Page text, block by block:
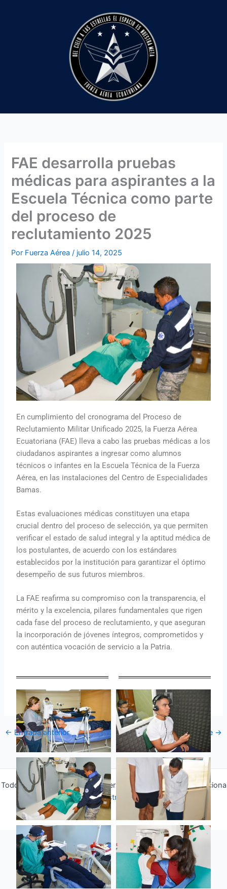
FAE desarrolla pruebas
médicas para aspirantes a la
Escuela Técnica como parte
del proceso de
reclutamiento 2025
Por Fuerza Aérea/ julio 14, 2025
En cumplimiento del cronograma del Proceso de
Reclutamiento Militar Unificado 2025, la Fuerza Aérea
Ecuatoriana (FAE) lleva a cabo las pruebas médicas a los
ciudadanos aspirantes a ingresar como alumnos
técnicos o infantes en la Escuela Técnica de la Fuerza
Aérea, en las instalaciones del Centro de Especialidades
Bamas.
Estas evaluaciones médicas constituyen una etapa
crucial dentro del proceso de selección, ya que permiten
verificar el estado de salud integral y la aptitud médica de
los postulantes, de acuerdo con los estándares
establecidos por la institución para garantizar el óptimo
desempeño de sus futuros miembros.
La FAE reafirma su compromiso con la transparencia, el
mérito y la excelencia, pilares fundamentales que rigen
cada fase del proceso de reclutamiento, y que aseguran
la incorporación de jóvenes íntegros, comprometidos y
con auténtica vocación de servicio a la Patria.
← Entrada anterior Entrada siguiente →
Todos los derechos © 2026 Fuerza Aérea Ecuatoriana | Funciona
gracias aTema Astra para WordPress